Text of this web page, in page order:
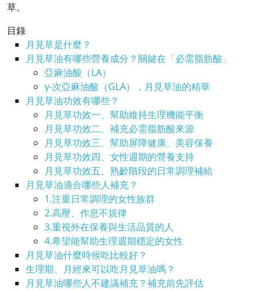
草。
目錄
月見草是什麼？
月見草油有哪些營養成分？關鍵在「必需脂肪酸」
亞麻油酸（LA）
γ-次亞麻油酸（GLA），月見草油的精華
月見草油功效有哪些？
月見草功效一、幫助維持生理機能平衡
月見草功效二、補充必需脂肪酸來源
月見草功效三、幫助屏障健康、美容保養
月見草功效四、女性週期的營養支持
月見草功效五、熟齡階段的日常調理補給
月見草油適合哪些人補充？
1.注重日常調理的女性族群
2.高壓、作息不規律
3.重視外在保養與生活品質的人
4.希望能幫助生理週期穩定的女性
月見草油什麼時候吃比較好？
生理期、月經來可以吃月見草油嗎？
月見草油哪些人不建議補充？補充前先評估